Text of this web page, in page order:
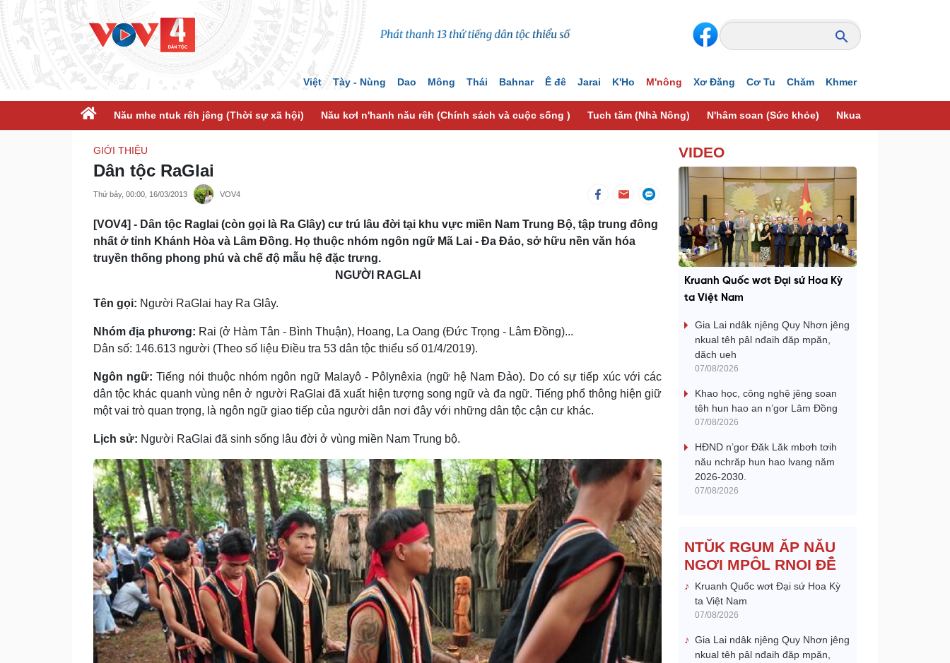
Việt Tày - Nùng Dao Mông Thái Bahnar Ê đê Jarai K'Ho M'nông Xơ Đăng Cơ Tu Chăm Khmer
Nău mhe ntuk rêh jêng (Thời sự xã hội) Nău kơl n'hanh nău rêh (Chính sách và cuộc sống ) Tuch tăm (Nhà Nông) N'hâm soan (Sức khỏe) Nkual bon lan mhe
GIỚI THIỆU
Dân tộc RaGlai
Thứ bảy, 00:00, 16/03/2013 VOV4
[VOV4] - Dân tộc Raglai (còn gọi là Ra Glây) cư trú lâu đời tại khu vực miền Nam Trung Bộ, tập trung đông
nhất ở tỉnh Khánh Hòa và Lâm Đồng. Họ thuộc nhóm ngôn ngữ Mã Lai - Đa Đảo, sở hữu nền văn hóa
truyền thống phong phú và chế độ mẫu hệ đặc trưng.
NGƯỜI RAGLAI
Tên gọi: Người RaGlai hay Ra Glây.
Nhóm địa phương: Rai (ở Hàm Tân - Bình Thuận), Hoang, La Oang (Ðức Trọng - Lâm Ðồng)...
Dân số: 146.613 người (Theo số liệu Điều tra 53 dân tộc thiểu số 01/4/2019).
Ngôn ngữ:Tiếng nói thuộc nhóm ngôn ngữ Malayô - Pôlynêxia (ngữ hệ Nam Ðảo). Do có sự tiếp xúc với các
dân tộc khác quanh vùng nên ở người RaGlai đã xuất hiện tượng song ngữ và đa ngữ. Tiếng phổ thông hiện giữ
một vai trò quan trọng, là ngôn ngữ giao tiếp của người dân nơi đây với những dân tộc cận cư khác.
Lịch sử: Người RaGlai đã sinh sống lâu đời ở vùng miền Nam Trung bộ.
VIDEO
Kruanh Quốc wơt Đại sứ Hoa Kỳ
ta Việt Nam
Gia Lai ndâk njêng Quy Nhơn jêng
nkual têh pâl nđaih đăp mpăn,
dăch ueh
07/08/2026
Khao học, công nghệ jêng soan
têh hun hao an n’gor Lâm Đồng
07/08/2026
HĐND n’gor Đăk Lăk mbơh tơih
nău nchrăp hun hao lvang năm
2026-2030.
07/08/2026
NTŬK RGUM ĂP NĂU
NGƠI MPÔL RNOI ĐÊ̆
Kruanh Quốc wơt Đại sứ Hoa Kỳ
ta Việt Nam
07/08/2026
Gia Lai ndâk njêng Quy Nhơn jêng
nkual têh pâl nđaih đăp mpăn,